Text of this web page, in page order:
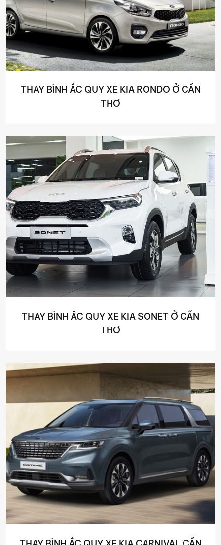
THAY BÌNH ẮC QUY XE KIA RONDO Ở CẦN
THƠ
THAY BÌNH ẮC QUY XE KIA SONET Ở CẦN
THƠ